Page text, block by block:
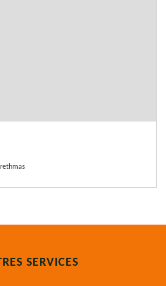
SERVICES